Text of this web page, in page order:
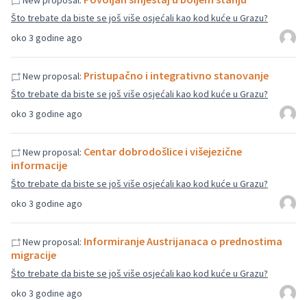
oko 3 godine ago
Što trebate da biste se još više osjećali kao kod kuće u Grazu?
oko 3 godine ago
New proposal: Pristupačno i integrativno stanovanje
Što trebate da biste se još više osjećali kao kod kuće u Grazu?
oko 3 godine ago
New proposal: Centar dobrodošlice i višejezične
informacije
Što trebate da biste se još više osjećali kao kod kuće u Grazu?
oko 3 godine ago
New proposal: Informiranje Austrijanaca o prednostima
migracije
Što trebate da biste se još više osjećali kao kod kuće u Grazu?